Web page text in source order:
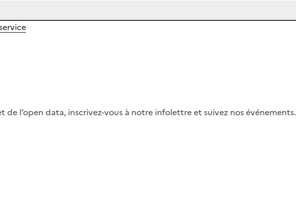
l’open data, inscrivez-vous à notre infolettre et suivez nos événements.